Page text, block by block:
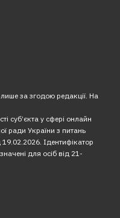
за згодою редакції. На
суб’єкта у сфері онлайн
ради України з питань
Ідентифікатор
для осіб від 21-